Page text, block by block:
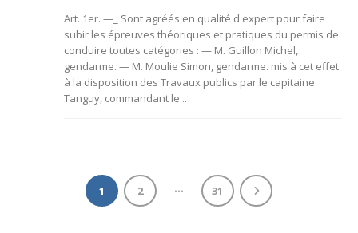
Art. 1er. —_ Sont agréés en qualité d'expert pour faire
subir les épreuves théoriques et pratiques du permis de
conduire toutes catégories : — M. Guillon Michel,
gendarme. — M. Moulie Simon, gendarme. mis à cet effet
à la disposition des Travaux publics par le capitaine
Tanguy, commandant le...
1 2 … 31